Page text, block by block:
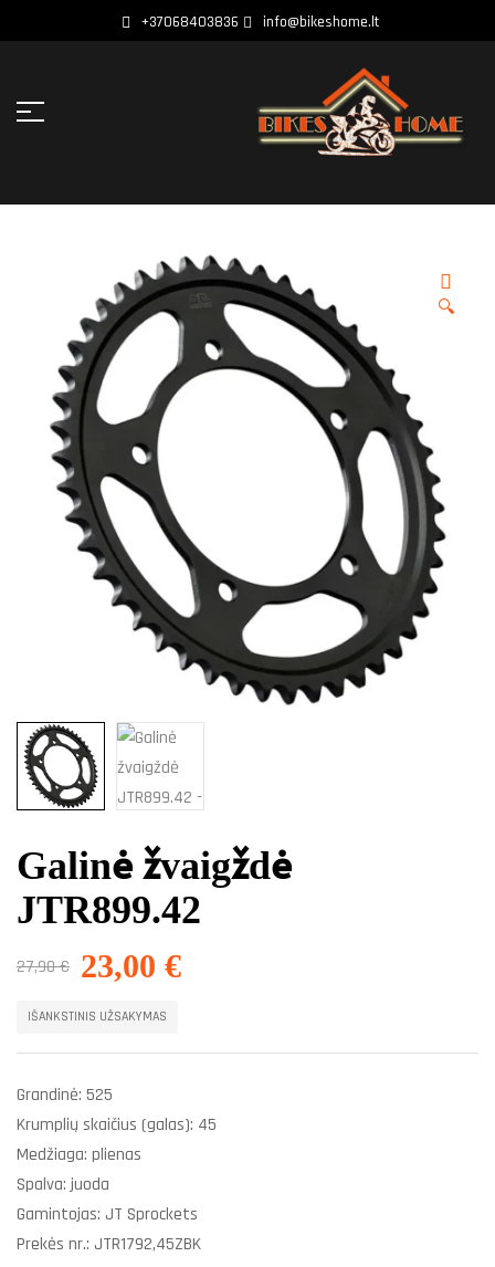
+37068403836 info@bikeshome.lt
🔍
Galinė žvaigždė
JTR899.42
27,90€ 23,00 €
IŠANKSTINIS UŽSAKYMAS
Grandinė: 525
Krumplių skaičius (galas): 45
Medžiaga: plienas
Spalva: juoda
Gamintojas: JT Sprockets
Prekės nr.: JTR1792,45ZBK